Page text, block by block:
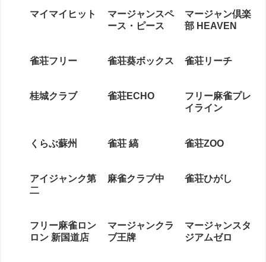
マイマイヒット
マージャンスペ
ース・ピース
マージャン倶楽
部 HEAVEN
雀荘フリー 雀荘葵ボックス 雀荘リーチ
桂城クラブ 雀荘ECHO
フリー麻雀プレ
イライン
くらぶ蘇州 雀荘 縞 雀荘ZOO
アイジャンク第
二
麻雀クラブ中 雀荘ひがし
フリー麻雀ロン
ロン 新国道店
マージャンクラ
ブ王牌
マージャンスタ
ジアムゼロ